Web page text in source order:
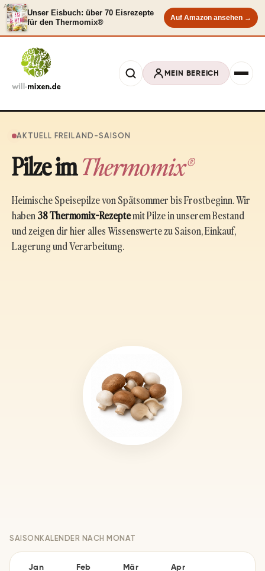
Anzeige
Unser Eisbuch: über 70 Eisrezepte
für den Thermomix®
Auf Amazon ansehen →
MEIN BEREICH
AKTUELL FREILAND-SAISON
Pilze imThermomix®
Heimische Speisepilze von Spätsommer bis Frostbeginn. Wir
haben 38 Thermomix-Rezeptemit Pilze in unserem Bestand
und zeigen dir hier alles Wissenswerte zu Saison, Einkauf,
Lagerung und Verarbeitung.
SAISONKALENDER NACH MONAT
Jan Feb Mär Apr